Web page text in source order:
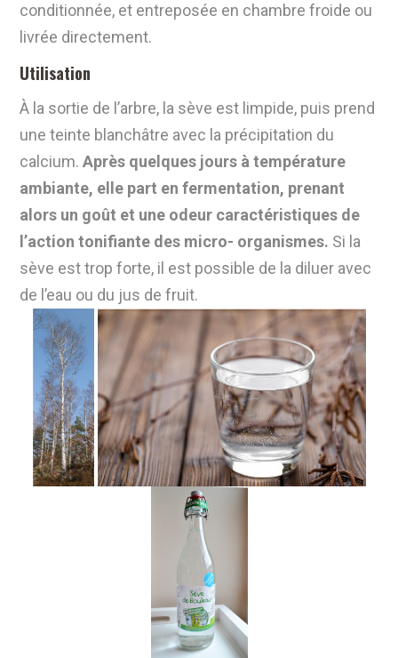
conditionnée, et entreposée en chambre froide ou
livrée directement.
Utilisation
À la sortie de l’arbre, la sève est limpide, puis prend
une teinte blanchâtre avec la précipitation du
calcium.Après quelques jours à température
ambiante, elle part en fermentation, prenant
alors un goût et une odeur caractéristiques de
l’action tonifiante des micro- organismes. Si la
sève est trop forte, il est possible de la diluer avec
de l’eau ou du jus de fruit.